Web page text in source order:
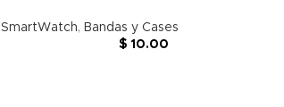
SmartWatch, Bandas y Cases
$10.00